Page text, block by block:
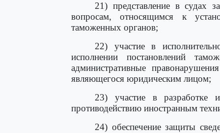
21) представление в судах
вопросам, относящимся к
таможенных органов;
22) участие в
исполнении постановлений
административные
являющегося юридическим лицом;
23) участие в разработке
противодействию иностранным
24) обеспечение защиты